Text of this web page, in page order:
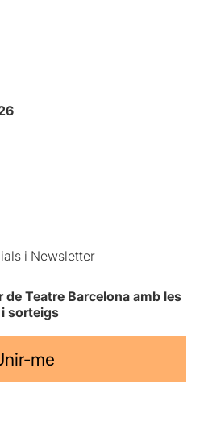
i Newsletter
Teatre Barcelona amb les
sorteigs
me